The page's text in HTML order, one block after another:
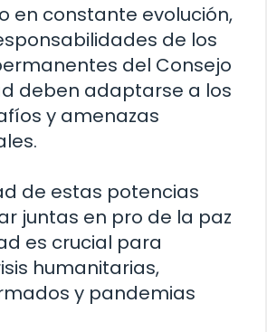
en constante evolución,
de los
del Consejo
deben adaptarse a los
y amenazas
de estas potencias
juntas en pro de la paz
es crucial para
humanitarias,
y pandemias